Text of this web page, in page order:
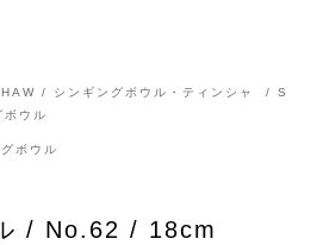
/ シンギングボウル・ティンシャ /
S
ウル
ボウル
/ No.62 / 18cm